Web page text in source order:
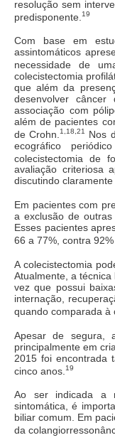
resolução sem
predisponente. 19
Com base em
assintomáticos
necessidade de
colecistectomia
que além da
desenvolver
associação com
além de pacientes
de Crohn.1,18,21
Nos
ecográfico
colecistectomia de
avaliação criteriosa
discutindo
Em pacientes com
a exclusão de
Esses pacientes
66 a 77%, contra
A colecistectomia
Atualmente, a
vez que possui
internação,
quando comparada à
Apesar de segura,
principalmente em
2015 foi encontrada
cinco anos. 19
Ao ser indicada a
sintomática, é
biliar comum. Em
da